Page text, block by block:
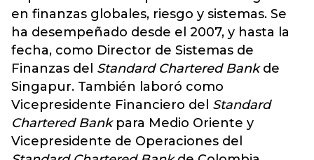
en finanzas globales, riesgo y sistemas. Se
ha desempeñado desde el 2007, y hasta la
fecha, como Director de Sistemas de
Finanzas del Standard Chartered Bankde
Singapur. También laboró como
Vicepresidente Financiero del Standard
Chartered Bankpara Medio Oriente y
Vicepresidente de Operaciones del